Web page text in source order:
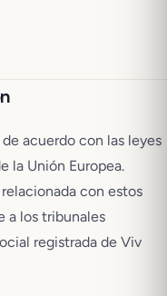
acuerdo con las leyes
la Unión Europea.
con estos
a los tribunales
registrada de Viv